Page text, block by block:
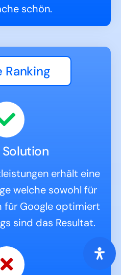
schön.
Ranking
erhält eine
welche sowohl für
für Google optimiert
sind das Resultat.